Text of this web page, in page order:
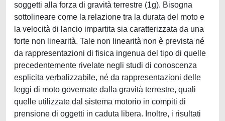
soggetti alla forza di gravità terrestre (1g). Bisogna
sottolineare come la relazione tra la durata del moto e
la velocità di lancio impartita sia caratterizzata da una
forte non linearità. Tale non linearità non è prevista né
da rappresentazioni di fisica ingenua del tipo di quelle
precedentemente rivelate negli studi di conoscenza
esplicita verbalizzabile, né da rappresentazioni delle
leggi di moto governate dalla gravità terrestre, quali
quelle utilizzate dal sistema motorio in compiti di
prensione di oggetti in caduta libera. Inoltre, i risultati